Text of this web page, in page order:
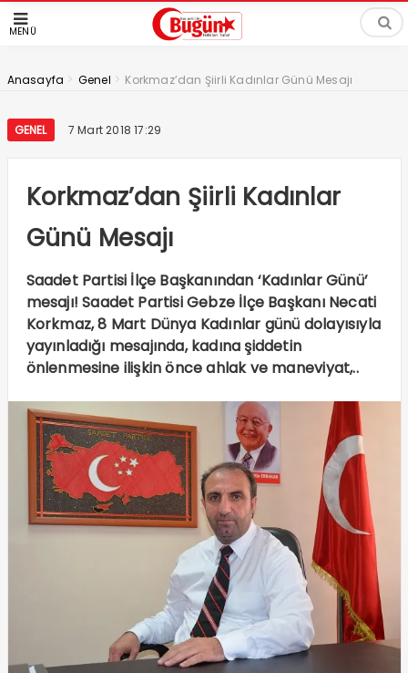
MENÜ
Anasayfa > Genel > Korkmaz’dan Şiirli Kadınlar Günü Mesajı
GENEL 7 Mart 2018 17:29
Korkmaz’dan Şiirli Kadınlar
Günü Mesajı
Saadet Partisi İlçe Başkanından ‘Kadınlar Günü’
mesajı! Saadet Partisi Gebze İlçe Başkanı Necati
Korkmaz, 8 Mart Dünya Kadınlar günü dolayısıyla
yayınladığı mesajında, kadına şiddetin
önlenmesine ilişkin önce ahlak ve maneviyat,..